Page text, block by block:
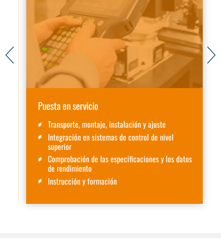
Puesta en servicio
Transporte, montaje, instalación y ajuste
Integración en sistemas de control de nivel
superior
Comprobación de las especificaciones y los datos
de rendimiento
Instrucción y formación